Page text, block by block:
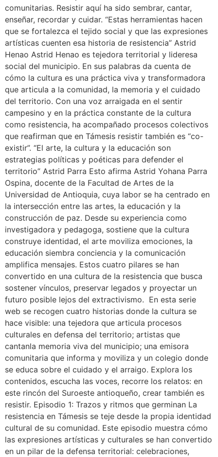
comunitarias. Resistir aquí ha sido sembrar, cantar,
enseñar, recordar y cuidar. “Estas herramientas hacen
que se fortalezca el tejido social y que las expresiones
artísticas cuenten esa historia de resistencia” Astrid
Henao Astrid Henao es tejedora territorial y lideresa
social del municipio. En sus palabras da cuenta de
cómo la cultura es una práctica viva y transformadora
que articula a la comunidad, la memoria y el cuidado
del territorio. Con una voz arraigada en el sentir
campesino y en la práctica constante de la cultura
como resistencia, ha acompañado procesos colectivos
que reafirman que en Támesis resistir también es “co-
existir”. “El arte, la cultura y la educación son
estrategias políticas y poéticas para defender el
territorio” Astrid Parra Esto afirma Astrid Yohana Parra
Ospina, docente de la Facultad de Artes de la
Universidad de Antioquia, cuya labor se ha centrado en
la intersección entre las artes, la educación y la
construcción de paz. Desde su experiencia como
investigadora y pedagoga, sostiene que la cultura
construye identidad, el arte moviliza emociones, la
educación siembra conciencia y la comunicación
amplifica mensajes. Estos cuatro pilares se han
convertido en una cultura de la resistencia que busca
sostener vínculos, preservar legados y proyectar un
futuro posible lejos del extractivismo. En esta serie
web se recogen cuatro historias donde la cultura se
hace visible: una tejedora que articula procesos
culturales en defensa del territorio; artistas que
cantanla memoria viva del municipio; una emisora
comunitaria que informa y moviliza y un colegio donde
se educa sobre el cuidado y el arraigo. Explora los
contenidos, escucha las voces, recorre los relatos: en
este rincón del Suroeste antioqueño, crear también es
resistir. Episodio 1: Trazos y ritmos que germinan La
resistencia en Támesis se teje desde la propia identidad
cultural de su comunidad. Este episodio muestra cómo
las expresiones artísticas y culturales se han convertido
en un pilar de la defensa territorial: celebraciones,